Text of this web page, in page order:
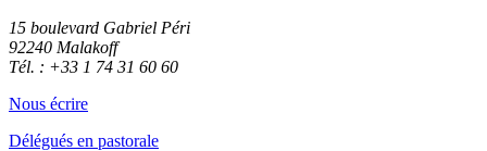
15 boulevard Gabriel Péri
92240 Malakoff
Tél. : +33 1 74 31 60 60
Nous écrire
Délégués en pastorale